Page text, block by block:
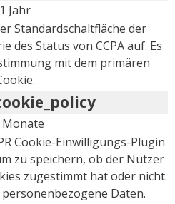
1 Jahr
Standardschaltfläche der
des Status von CCPA auf. Es
mit dem primären
Monate
Cookie-Einwilligungs-Plugin
zu speichern, ob der Nutzer
zugestimmt hat oder nicht.
Daten.